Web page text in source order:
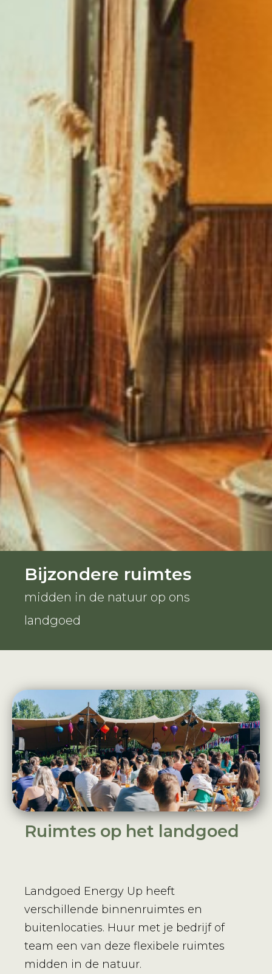
Bijzondere ruimtes
midden in de natuur op ons
landgoed
Ruimtes op het landgoed
Landgoed Energy Up heeft
verschillende binnenruimtes en
buitenlocaties. Huur met je bedrijf of
team een van deze flexibele ruimtes
midden in de natuur.